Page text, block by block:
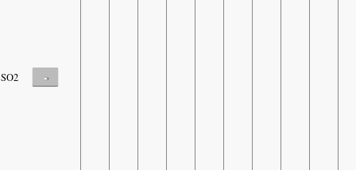
SO2 -